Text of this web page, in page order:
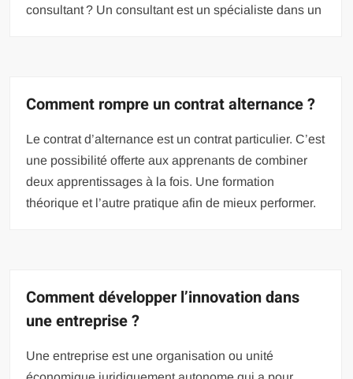
consultant ? Un consultant est un spécialiste dans un
Comment rompre un contrat alternance ?
Le contrat d’alternance est un contrat particulier. C’est
une possibilité offerte aux apprenants de combiner
deux apprentissages à la fois. Une formation
théorique et l’autre pratique afin de mieux performer.
Comment développer l’innovation dans
une entreprise ?
Une entreprise est une organisation ou unité